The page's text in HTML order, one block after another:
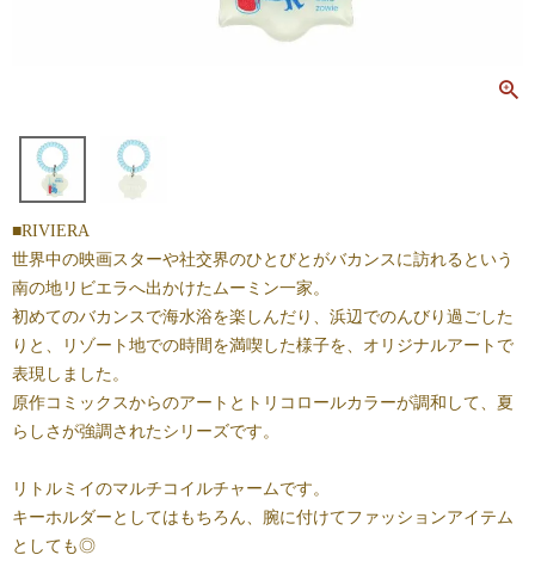
■RIVIERA
世界中の映画スターや社交界のひとびとがバカンスに訪れるという
南の地リビエラへ出かけたムーミン一家。
初めてのバカンスで海水浴を楽しんだり、浜辺でのんびり過ごした
りと、リゾート地での時間を満喫した様子を、オリジナルアートで
表現しました。
原作コミックスからのアートとトリコロールカラーが調和して、夏
らしさが強調されたシリーズです。
リトルミイのマルチコイルチャームです。
キーホルダーとしてはもちろん、腕に付けてファッションアイテム
としても◎